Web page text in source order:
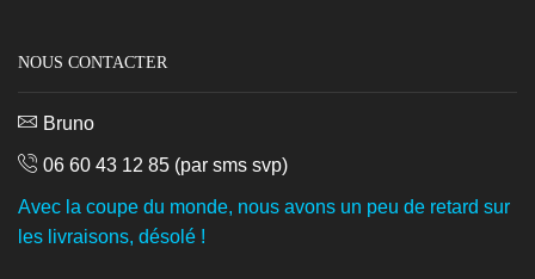
NOUS CONTACTER
Bruno
06 60 43 12 85 (par sms svp)
Avec la coupe du monde, nous avons un peu de retard sur
les livraisons, désolé !